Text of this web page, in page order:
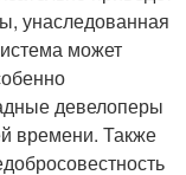
унаследованная
может
девелоперы
времени. Также